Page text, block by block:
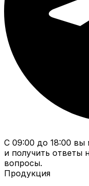
С 09:00 до 18:00 вы
и получить ответы
вопросы.
Продукция